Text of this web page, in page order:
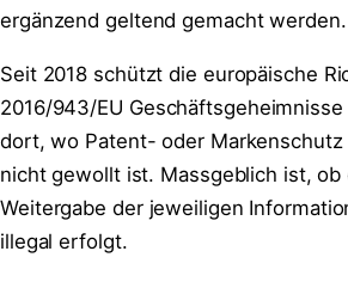
ergänzend geltend gemacht werden.
Seit 2018 schützt die europäische
2016/943/EU
dort, wo Patent- oder
nicht gewollt ist. Massgeblich ist,
Weitergabe der jeweiligen
illegal erfolgt.